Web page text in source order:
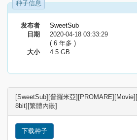
种子信息
发布者
SweetSub
日期
2020-04-18 03:33:29
( 6 年多 )
大小
4.5 GB
[SweetSub][普羅米亞
8bit][繁體內嵌]
下载种子